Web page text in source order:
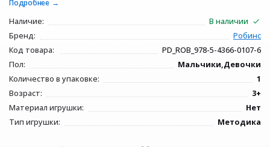
Подробнее
Наличие:
В наличии
Бренд:
Робинс
Код товара:
PD_ROB_978-5-4366-0107-6
Пол:
Мальчики,Девочки
Количество в упаковке:
1
Возраст:
3+
Материал игрушки:
Нет
Тип игрушки:
Методика